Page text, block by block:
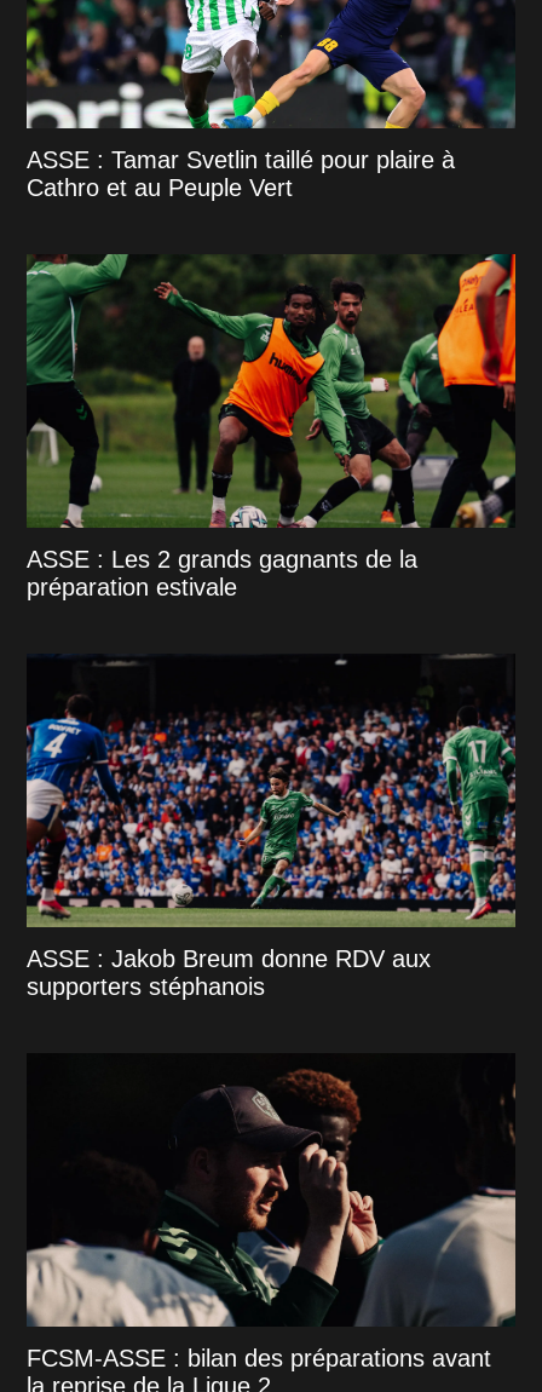
ASSE : Tamar Svetlin taillé pour plaire à
Cathro et au Peuple Vert
ASSE : Les 2 grands gagnants de la
préparation estivale
ASSE : Jakob Breum donne RDV aux
supporters stéphanois
FCSM-ASSE : bilan des préparations avant
la reprise de la Ligue 2